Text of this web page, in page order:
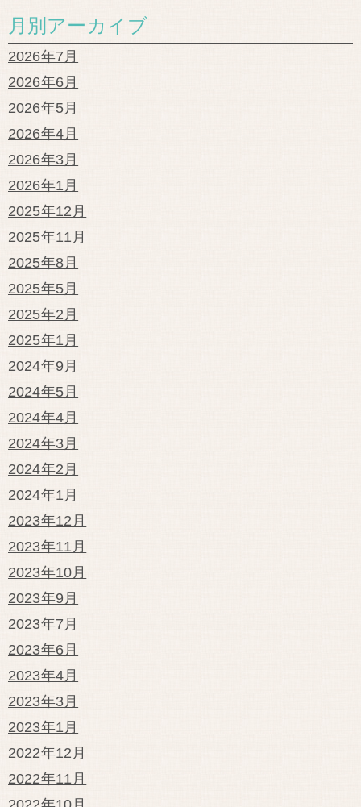
月別アーカイブ
2026年7月
2026年6月
2026年5月
2026年4月
2026年3月
2026年1月
2025年12月
2025年11月
2025年8月
2025年5月
2025年2月
2025年1月
2024年9月
2024年5月
2024年4月
2024年3月
2024年2月
2024年1月
2023年12月
2023年11月
2023年10月
2023年9月
2023年7月
2023年6月
2023年4月
2023年3月
2023年1月
2022年12月
2022年11月